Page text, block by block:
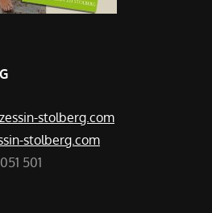
stolberg.com
stolberg.com
501